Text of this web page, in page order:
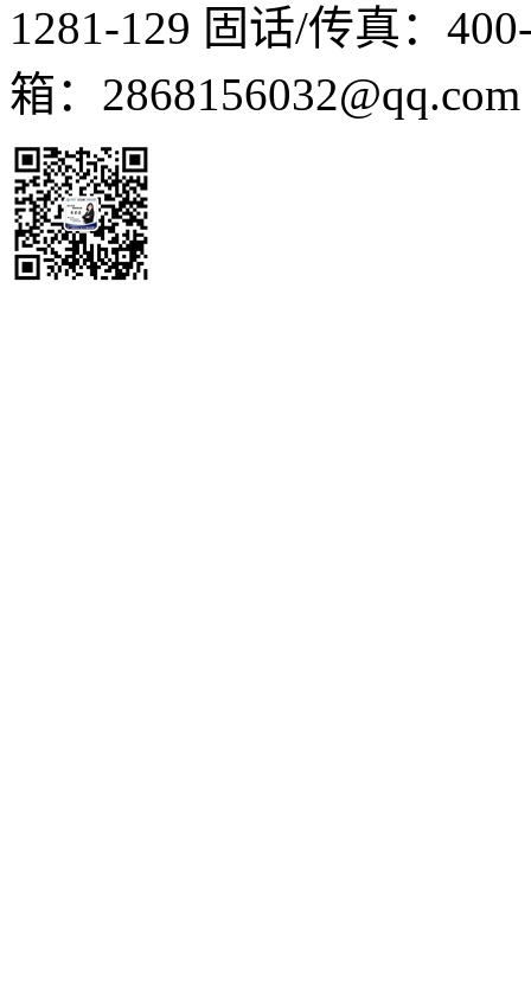
1281-129 固话/传真：
箱：2868156032@qq.com